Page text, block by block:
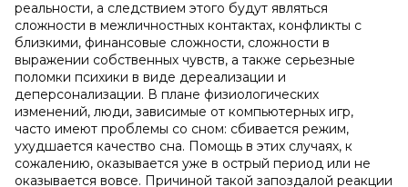
реальности, а следствием этого будут являться
сложности в межличностных контактах, конфликты с
близкими, финансовые сложности, сложности в
выражении собственных чувств, а также серьезные
поломки психики в виде дереализации и
деперсонализации. В плане физиологических
изменений, люди, зависимые от компьютерных игр,
часто имеют проблемы со сном: сбивается режим,
ухудшается качество сна. Помощь в этих случаях, к
сожалению, оказывается уже в острый период или не
оказывается вовсе. Причиной такой запоздалой реакции